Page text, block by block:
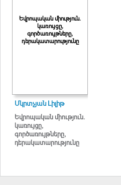
Եվրոպական միություն.
կառույցը,
գործառույթները,
դերակատարությունը
Մկրտչյան Լիլիթ
Եվրոպական միություն.
կառույցը,
գործառույթները,
դերակատարությունը